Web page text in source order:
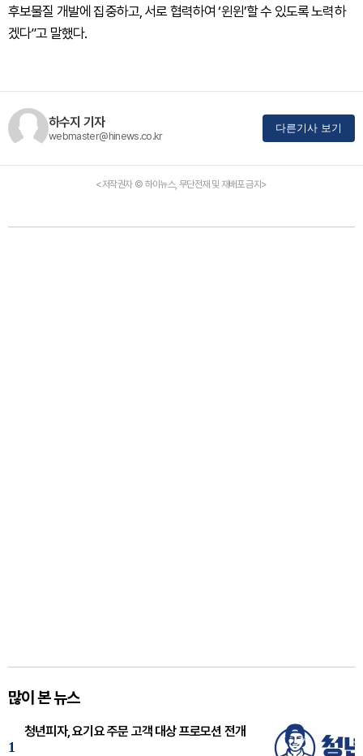
후보물질 개발에 집중하고, 서로 협력하여 ‘윈윈’할 수 있도록 노력하
겠다”고 말했다.
하수지 기자
webmaster@hinews.co.kr
다른기사 보기
<저작권자 © 하이뉴스, 무단전재 및 재배포 금지>
많이 본 뉴스
1
청년피자, 요기요 주문 고객 대상 프로모션 전개